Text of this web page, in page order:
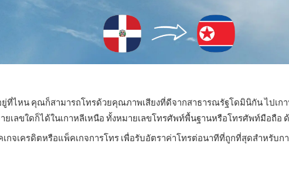
ที่ไหน คุณก็สามารถโทรด้วยคุณภาพเสียงที่ดีจากสาธารณรัฐโดมินิกัน ไปเกา
เลขใดก็ได้ในเกาหลีเหนือ ทั้งหมายเลขโทรศัพท์พื้นฐานหรือโทรศัพท์มือถือ
กจเครดิตหรือแพ็คเกจการโทร เพื่อรับอัตราค่าโทรต่อนาทีที่ถูกที่สุดสำหรับก